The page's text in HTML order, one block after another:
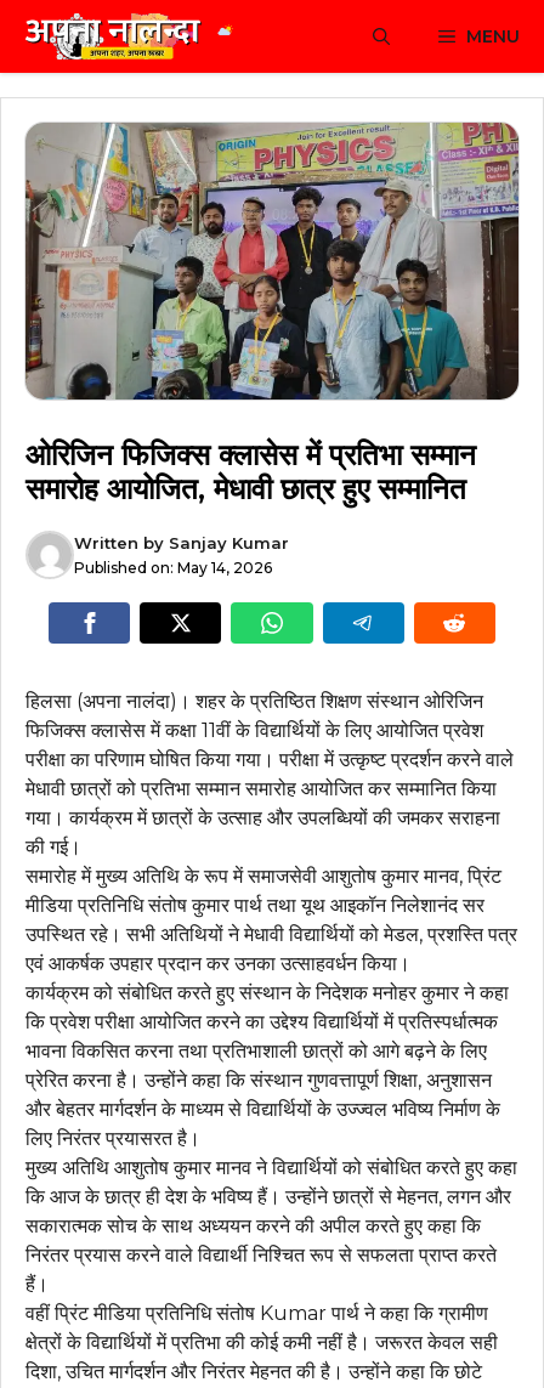
content
MENU
ओरिजिन फिजिक्स क्लासेस में प्रतिभा सम्मान
समारोह आयोजित, मेधावी छात्र हुए सम्मानित
Written by Sanjay Kumar
Published on: May 14, 2026
हिलसा (अपना नालंदा)। शहर के प्रतिष्ठित शिक्षण संस्थान ओरिजिन
फिजिक्स क्लासेस में कक्षा 11वीं के विद्यार्थियों के लिए आयोजित प्रवेश
परीक्षा का परिणाम घोषित किया गया। परीक्षा में उत्कृष्ट प्रदर्शन करने वाले
मेधावी छात्रों को प्रतिभा सम्मान समारोह आयोजित कर सम्मानित किया
गया। कार्यक्रम में छात्रों के उत्साह और उपलब्धियों की जमकर सराहना
की गई।
समारोह में मुख्य अतिथि के रूप में समाजसेवी आशुतोष कुमार मानव, प्रिंट
मीडिया प्रतिनिधि संतोष कुमार पार्थ तथा यूथ आइकॉन निलेशानंद सर
उपस्थित रहे। सभी अतिथियों ने मेधावी विद्यार्थियों को मेडल, प्रशस्ति पत्र
एवं आकर्षक उपहार प्रदान कर उनका उत्साहवर्धन किया।
कार्यक्रम को संबोधित करते हुए संस्थान के निदेशक मनोहर कुमार ने कहा
कि प्रवेश परीक्षा आयोजित करने का उद्देश्य विद्यार्थियों में प्रतिस्पर्धात्मक
भावना विकसित करना तथा प्रतिभाशाली छात्रों को आगे बढ़ने के लिए
प्रेरित करना है। उन्होंने कहा कि संस्थान गुणवत्तापूर्ण शिक्षा, अनुशासन
और बेहतर मार्गदर्शन के माध्यम से विद्यार्थियों के उज्ज्वल भविष्य निर्माण के
लिए निरंतर प्रयासरत है।
मुख्य अतिथि आशुतोष कुमार मानव ने विद्यार्थियों को संबोधित करते हुए कहा
कि आज के छात्र ही देश के भविष्य हैं। उन्होंने छात्रों से मेहनत, लगन और
सकारात्मक सोच के साथ अध्ययन करने की अपील करते हुए कहा कि
निरंतर प्रयास करने वाले विद्यार्थी निश्चित रूप से सफलता प्राप्त करते
हैं।
वहीं प्रिंट मीडिया प्रतिनिधि संतोष Kumar पार्थ ने कहा कि ग्रामीण
क्षेत्रों के विद्यार्थियों में प्रतिभा की कोई कमी नहीं है। जरूरत केवल सही
दिशा, उचित मार्गदर्शन और निरंतर मेहनत की है। उन्होंने कहा कि छोटे